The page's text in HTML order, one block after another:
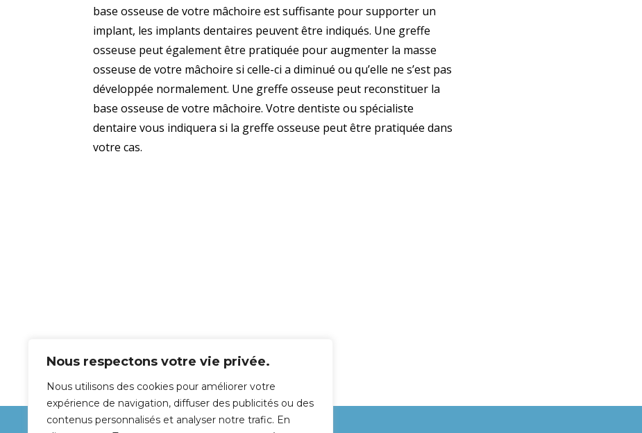
Nous respectons votre vie privée.
Nous utilisons des cookies pour améliorer votre
expérience de navigation, diffuser des publicités ou des
contenus personnalisés et analyser notre trafic. En
base osseuse de votre mâchoire est suffisante pour supporter un
implant, les implants dentaires peuvent être indiqués. Une greffe
osseuse peut également être pratiquée pour augmenter la masse
osseuse de votre mâchoire si celle-ci a diminué ou qu’elle ne s’est pas
développée normalement. Une greffe osseuse peut reconstituer la
base osseuse de votre mâchoire. Votre dentiste ou spécialiste
dentaire vous indiquera si la greffe osseuse peut être pratiquée dans
votre cas.